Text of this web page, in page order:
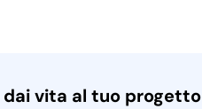
dai vita al tuo progetto